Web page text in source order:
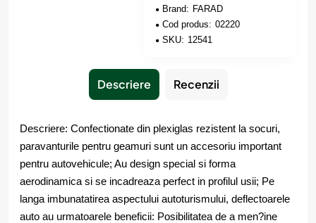
Brand: FARAD
Cod produs: 02220
SKU: 12541
Descriere Recenzii
Descriere: Confectionate din plexiglas rezistent la socuri,
paravanturile pentru geamuri sunt un accesoriu important
pentru autovehicule; Au design special si forma
aerodinamica si se incadreaza perfect in profilul usii; Pe
langa imbunatatirea aspectului autoturismului, deflectoarele
auto au urmatoarele beneficii: Posibilitatea de a men?ine